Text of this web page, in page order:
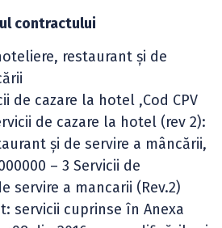
contractului
restaurant şi de
de cazare la hotel ,Cod CPV
de cazare la hotel (rev 2):
şi de servire a mâncării,
– 3 Servicii de
servire a mancarii (Rev.2)
servicii cuprinse în Anexa